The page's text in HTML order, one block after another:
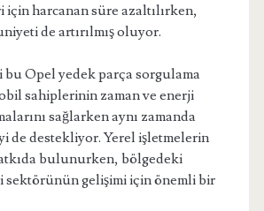
için harcanan süre azaltılırken,
de artırılmış oluyor.
Opel yedek parça sorgulama
sahiplerinin zaman ve enerji
sağlarken aynı zamanda
de destekliyor. Yerel işletmelerin
bulunurken, bölgedeki
sektörünün gelişimi için önemli bir